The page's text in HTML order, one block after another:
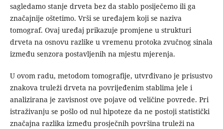
sagledamo stanje drveta bez da stablo posiječemo ili ga
značajnije oštetimo. Vrši se uređajem koji se naziva
tomograf. Ovaj uređaj prikazuje promjene u strukturi
drveta na osnovu razlike u vremenu protoka zvučnog sinala
između senzora postavljenih na mjestu mjerenja.
U ovom radu, metodom tomografije, utvrđivano je prisustvo
znakova truleži drveta na povrijeđenim stablima jele i
analizirana je zavisnost ove pojave od veličine povrede. Pri
istraživanju se pošlo od nul hipoteze da ne postoji statistički
značajna razlika između prosječnih površina truleži na